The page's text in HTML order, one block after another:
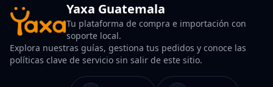
Yaxa Guatemala
Tu plataforma de compra e importación con
soporte local.
Explora nuestras guías, gestiona tus pedidos y conoce las
políticas clave de servicio sin salir de este sitio.